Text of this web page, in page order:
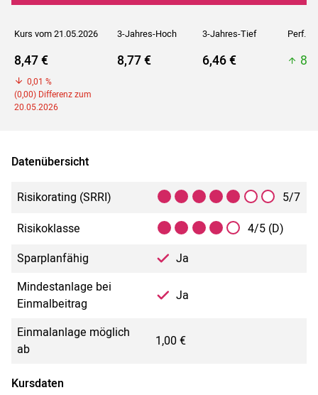
Kurs vom 21.05.2026 3-Jahres-Hoch 3-Jahres-Tief Perf. 5J
8,47 €
0,01 %
(0,00) Differenz zum
20.05.2026
8,77 € 6,46 €
Datenübersicht
Risikorating (SRRI)
5/7
Risikoklasse
4/5 (D)
Sparplanfähig
Ja
Mindestanlage bei
Einmalbeitrag
Ja
Einmalanlage möglich
ab
1,00 €
Kursdaten